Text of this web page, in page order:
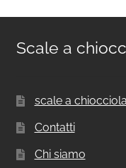
Scale a
scale a chiocciola
Contatti
Chi siamo